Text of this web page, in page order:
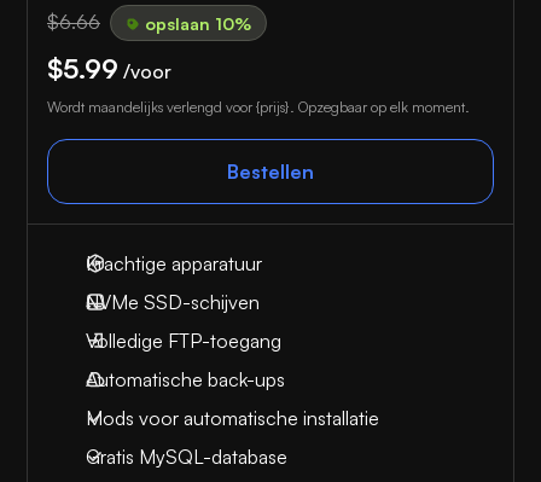
$6.66 opslaan 10%
$5.99 /voor
Wordt maandelijks verlengd voor {prijs}. Opzegbaar op elk moment.
Bestellen
Krachtige apparatuur
NVMe SSD-schijven
Volledige FTP-toegang
Automatische back-ups
Mods voor automatische installatie
Gratis MySQL-database